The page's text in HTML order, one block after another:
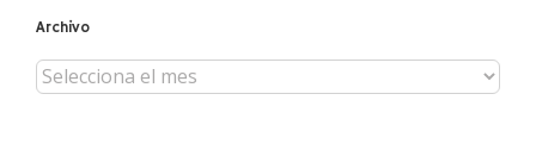
Archivo
Archivo